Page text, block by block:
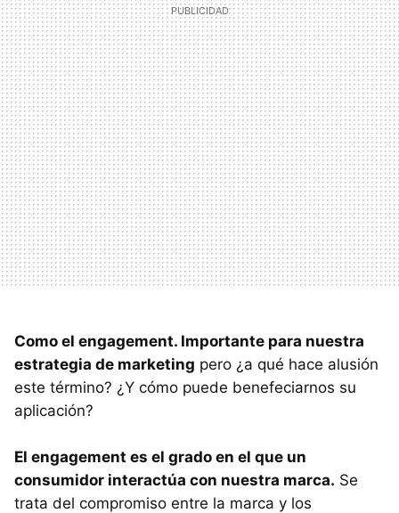
Como el engagement. Importante para nuestra
estrategia de marketing pero ¿a qué hace alusión
este término? ¿Y cómo puede benefeciarnos su
aplicación?
El engagement es el grado en el que un
consumidor interactúa con nuestra marca. Se
trata del compromiso entre la marca y los